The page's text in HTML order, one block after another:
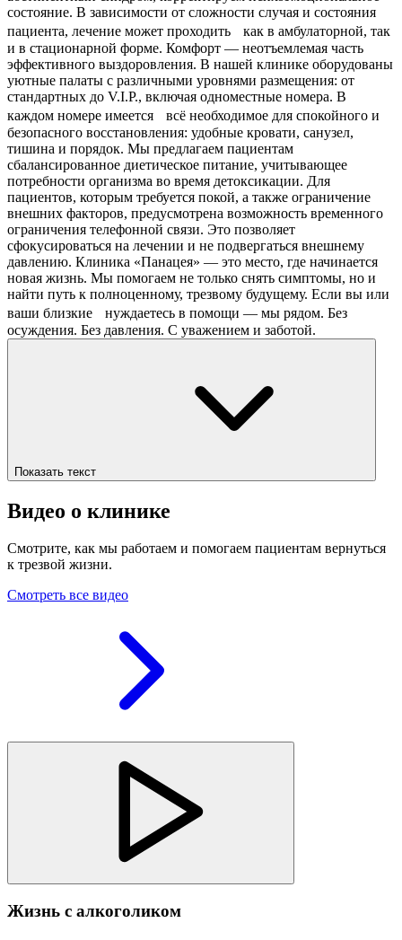
состояние. В зависимости от сложности случая и состояния
пациента, лечение может проходить как в амбулаторной, так
и в стационарной форме. Комфорт — неотъемлемая часть
эффективного выздоровления. В нашей клинике оборудованы
уютные палаты с различными уровнями размещения: от
стандартных до V.I.P., включая одноместные номера. В
каждом номере имеется всё необходимое для спокойного и
безопасного восстановления: удобные кровати, санузел,
тишина и порядок. Мы предлагаем пациентам
сбалансированное диетическое питание, учитывающее
потребности организма во время детоксикации. Для
пациентов, которым требуется покой, а также ограничение
внешних факторов, предусмотрена возможность временного
ограничения телефонной связи. Это позволяет
сфокусироваться на лечении и не подвергаться внешнему
давлению. Клиника «Панацея» — это место, где начинается
новая жизнь. Мы помогаем не только снять симптомы, но и
найти путь к полноценному, трезвому будущему. Если вы или
ваши близкие нуждаетесь в помощи — мы рядом. Без
осуждения. Без давления. С уважением и заботой.
Показать текст
Видео о клинике
Смотрите, как мы работаем и помогаем пациентам вернуться
к трезвой жизни.
Смотреть все видео
Жизнь с алкоголиком